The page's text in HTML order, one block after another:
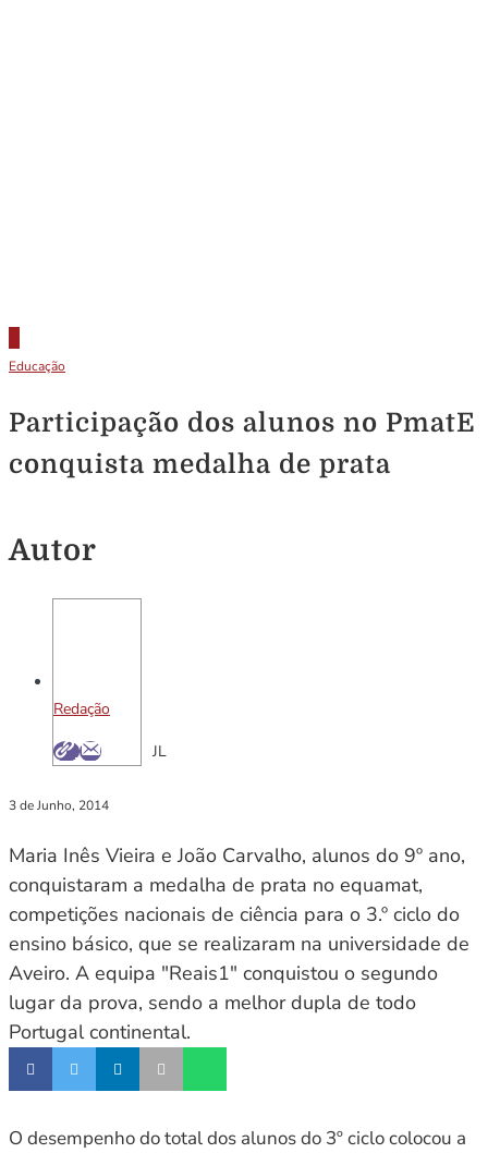
Educação
Participação dos alunos no PmatE
conquista medalha de prata
Autor
Redação
JL
3 de Junho, 2014
Maria Inês Vieira e João Carvalho, alunos do 9º ano,
conquistaram a medalha de prata no equamat,
competições nacionais de ciência para o 3.º ciclo do
ensino básico, que se realizaram na universidade de
Aveiro. A equipa "Reais1" conquistou o segundo
lugar da prova, sendo a melhor dupla de todo
Portugal continental.
O desempenho do total dos alunos do 3º ciclo colocou a